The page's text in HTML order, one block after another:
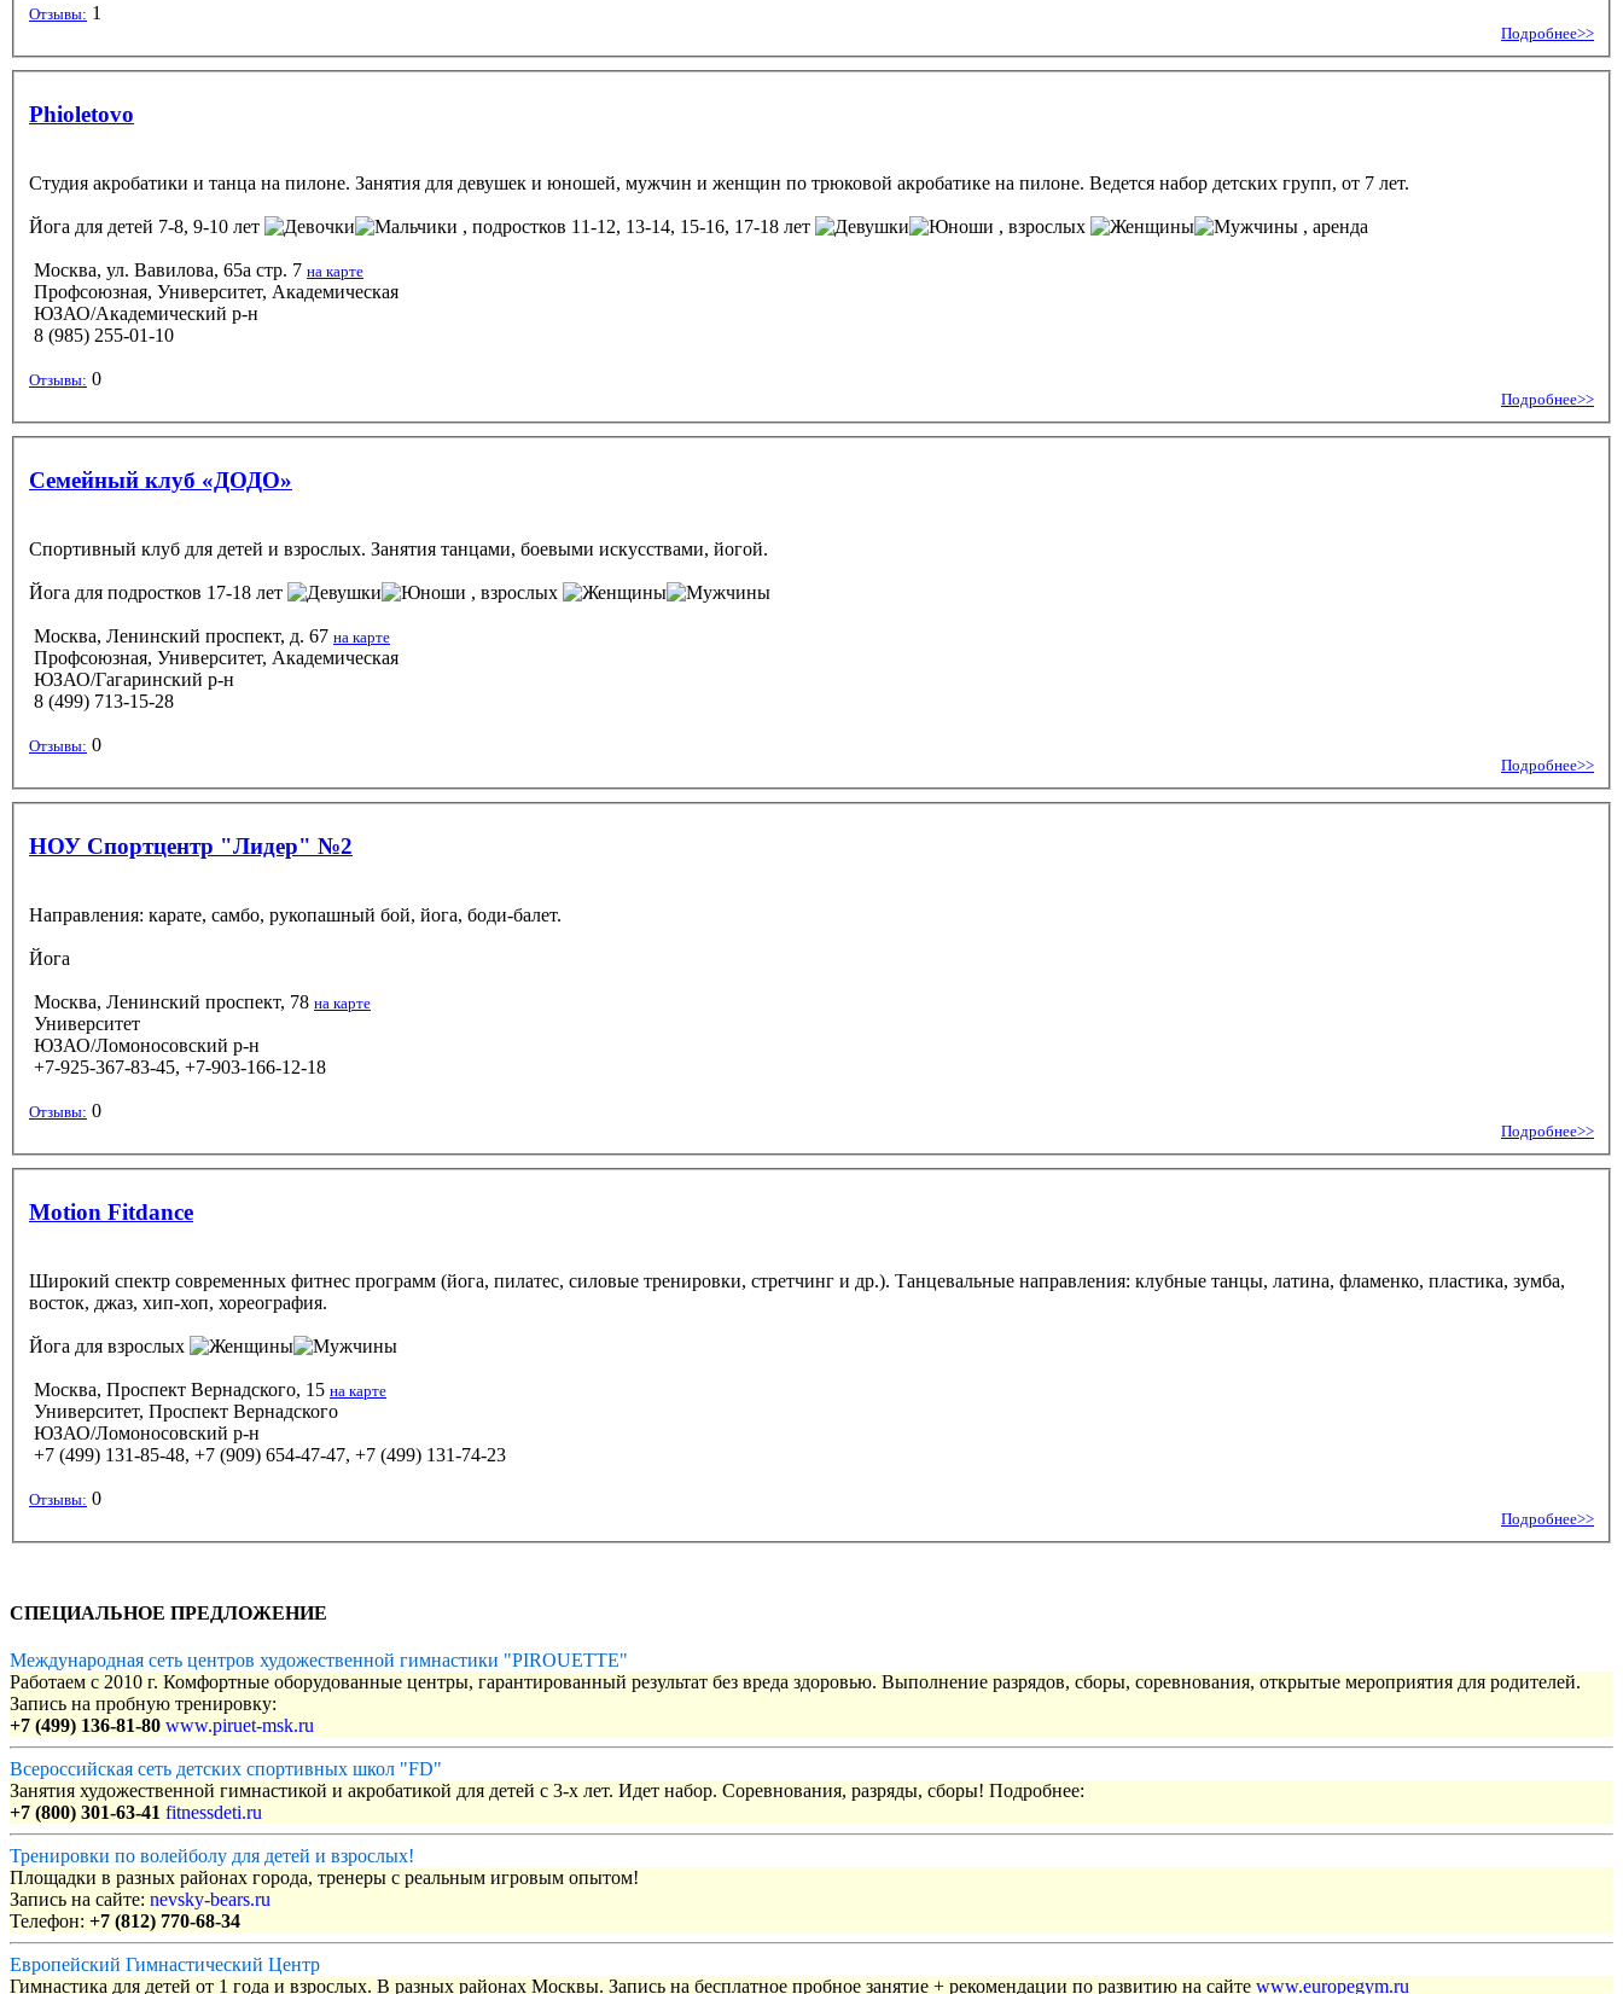
Отзывы: 1
Подробнее>>
Phioletovo
Студия акробатики и танца на пилоне. Занятия для девушек и юношей, мужчин и женщин по трюковой акробатике на пилоне. Ведется набор детских групп, от 7 лет.
Йога для детей 7-8, 9-10 лет , подростков 11-12, 13-14, 15-16, 17-18 лет , взрослых , аренда
Москва, ул. Вавилова, 65а стр. 7 на карте
Профсоюзная, Университет, Академическая
ЮЗАО/Академический р-н
8 (985) 255-01-10
Отзывы: 0
Подробнее>>
Семейный клуб «ДОДО»
Спортивный клуб для детей и взрослых. Занятия танцами, боевыми искусствами, йогой.
Йога для подростков 17-18 лет , взрослых
Москва, Ленинский проспект, д. 67 на карте
Профсоюзная, Университет, Академическая
ЮЗАО/Гагаринский р-н
8 (499) 713-15-28
Отзывы: 0
Подробнее>>
НОУ Спортцентр "Лидер" №2
Направления: карате, самбо, рукопашный бой, йога, боди-балет.
Йога
Москва, Ленинский проспект, 78 на карте
Университет
ЮЗАО/Ломоносовский р-н
+7-925-367-83-45, +7-903-166-12-18
Отзывы: 0
Подробнее>>
Motion Fitdance
Широкий спектр современных фитнес программ (йога, пилатес, силовые тренировки, стретчинг и др.). Танцевальные направления: клубные танцы, латина, фламенко, пластика, зумба,
восток, джаз, хип-хоп, хореография.
Йога для взрослых
Москва, Проспект Вернадского, 15 на карте
Университет, Проспект Вернадского
ЮЗАО/Ломоносовский р-н
+7 (499) 131-85-48, +7 (909) 654-47-47, +7 (499) 131-74-23
Отзывы: 0
Подробнее>>
СПЕЦИАЛЬНОЕ ПРЕДЛОЖЕНИЕ
Международная сеть центров художественной гимнастики "PIROUETTE"
Работаем с 2010 г. Комфортные оборудованные центры, гарантированный результат без вреда здоровью. Выполнение разрядов, сборы, соревнования, открытые мероприятия для родителей.
Запись на пробную тренировку:
+7 (499) 136-81-80 www.piruet-msk.ru
Всероссийская сеть детских спортивных школ "FD"
Занятия художественной гимнастикой и акробатикой для детей с 3-х лет. Идет набор. Соревнования, разряды, сборы! Подробнее:
+7 (800) 301-63-41 fitnessdeti.ru
Тренировки по волейболу для детей и взрослых!
Площадки в разных районах города, тренеры с реальным игровым опытом!
Запись на сайте: nevsky-bears.ru
Телефон: +7 (812) 770-68-34
Европейский Гимнастический Центр
Гимнастика для детей от 1 года и взрослых. В разных районах Москвы. Запись на бесплатное пробное занятие + рекомендации по развитию на сайте www.europegym.ru